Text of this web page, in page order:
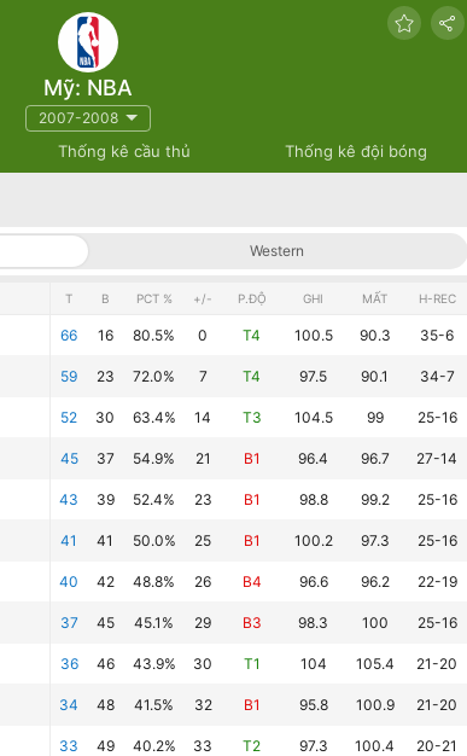
Mỹ: NBA
2007-2008
Thống kê cầu thủ Thống kê đội bóng
Western
T B PCT % +/- P.ĐỘ GHI MẤT H-REC
66 16 80.5% 0 T4 100.5 90.3 35-6
59 23 72.0% 7 T4 97.5 90.1 34-7
52 30 63.4% 14 T3 104.5 99 25-16
45 37 54.9% 21 B1 96.4 96.7 27-14
43 39 52.4% 23 B1 98.8 99.2 25-16
41 41 50.0% 25 B1 100.2 97.3 25-16
40 42 48.8% 26 B4 96.6 96.2 22-19
37 45 45.1% 29 B3 98.3 100 25-16
36 46 43.9% 30 T1 104 105.4 21-20
34 48 41.5% 32 B1 95.8 100.9 21-20
33 49 40.2% 33 T2 97.3 100.4 20-21